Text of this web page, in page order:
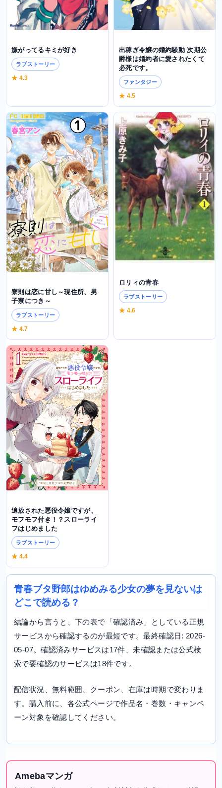
嫌がってるキミが好き
ラブストーリー
★ 4.3
出稼ぎ令嬢の婚約騒動 次期公
爵様は婚約者に愛されたくて
必死です。
ファンタジー
★ 4.5
寮則は恋に甘し～現住所、男
子寮につき～
ラブストーリー
★ 4.7
ロリィの青春
ラブストーリー
★ 4.6
追放された悪役令嬢ですが、
モフモフ付き！？スローライ
フはじめました
ラブストーリー
★ 4.4
青春ブタ野郎はゆめみる少女の夢を見ないは
どこで読める？
結論から言うと、下の表で「確認済み」としている正規
サービスから確認するのが最短です。最終確認日: 2026-
05-07。確認済みサービスは17件、未確認または公式検
索で要確認のサービスは18件です。
配信状況、無料範囲、クーポン、在庫は時期で変わりま
す。購入前に、各公式ページで作品名・巻数・キャンペ
ーン対象を確認してください。
Amebaマンガ